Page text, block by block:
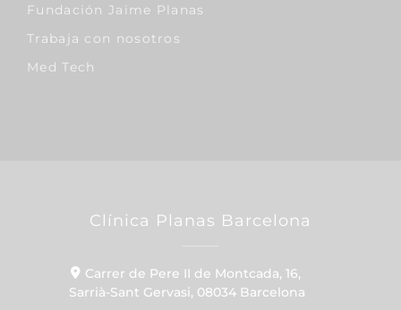
Fundación Jaime Planas
Trabaja con nosotros
Med Tech
Clínica Planas Barcelona
Carrer de Pere II de Montcada, 16,
Sarrià-Sant Gervasi, 08034 Barcelona